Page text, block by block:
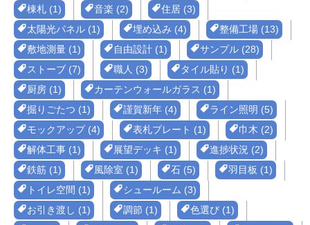
棟札 (1)
音楽 (2)
住居 (3)
太陽光パネル (1)
埋め込み (4)
整備工場 (13)
敷地測量 (1)
自由設計 (1)
サンプル (28)
ストーブ (7)
職人 (3)
タイル貼り (1)
厨房 (1)
カーテンウォールガラス (1)
掘りごたつ (1)
謹賀新年 (4)
ライン照明 (5)
モックアップ (4)
表札プレート (1)
巾木 (2)
解体工事 (1)
展望デッキ (1)
進捗状況 (2)
鉄筋 (1)
風除室 (1) 石 (5)
羽目板 (1)
トイレ空間 (1)
シュールーム (3)
お引き渡し (1)
調節 (1)
色選び (1)